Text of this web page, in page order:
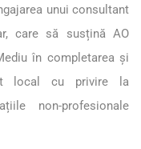
unui consultant
care să susțină AO
în completarea și
local cu privire la
non-profesionale